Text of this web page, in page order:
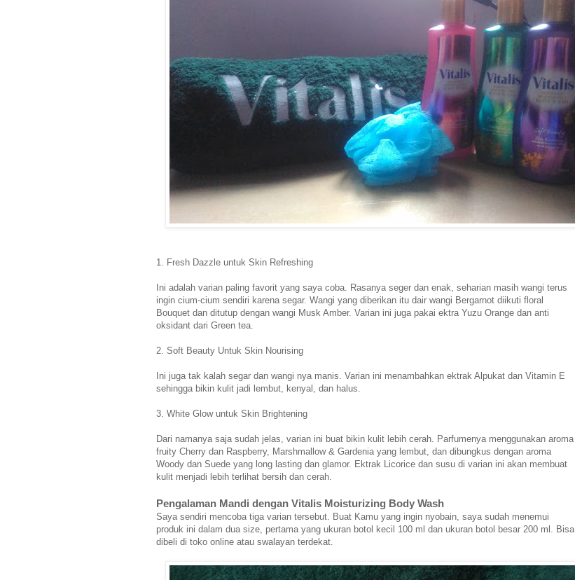
1. Fresh Dazzle untuk Skin Refreshing
Ini adalah varian paling favorit yang saya coba. Rasanya seger dan enak, seharian masih wangi terus
ingin cium-cium sendiri karena segar. Wangi yang diberikan itu dair wangi Bergarnot diikuti floral
Bouquet dan ditutup dengan wangi Musk Amber. Varian ini juga pakai ektra Yuzu Orange dan anti
oksidant dari Green tea.
2. Soft Beauty Untuk Skin Nourising
Ini juga tak kalah segar dan wangi nya manis. Varian ini menambahkan ektrak Alpukat dan Vitamin E
sehingga bikin kulit jadi lembut, kenyal, dan halus.
3. White Glow untuk Skin Brightening
Dari namanya saja sudah jelas, varian ini buat bikin kulit lebih cerah. Parfumenya menggunakan aroma
fruity Cherry dan Raspberry, Marshmallow & Gardenia yang lembut, dan dibungkus dengan aroma
Woody dan Suede yang long lasting dan glamor. Ektrak Licorice dan susu di varian ini akan membuat
kulit menjadi lebih terlihat bersih dan cerah.
Pengalaman Mandi dengan Vitalis Moisturizing Body Wash
Saya sendiri mencoba tiga varian tersebut. Buat Kamu yang ingin nyobain, saya sudah menemui
produk ini dalam dua size, pertama yang ukuran botol kecil 100 ml dan ukuran botol besar 200 ml. Bisa
dibeli di toko online atau swalayan terdekat.